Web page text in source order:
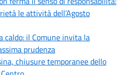
le attività dell’Agosto
caldo: il Comune invita la
prudenza
chiusure temporanee dello